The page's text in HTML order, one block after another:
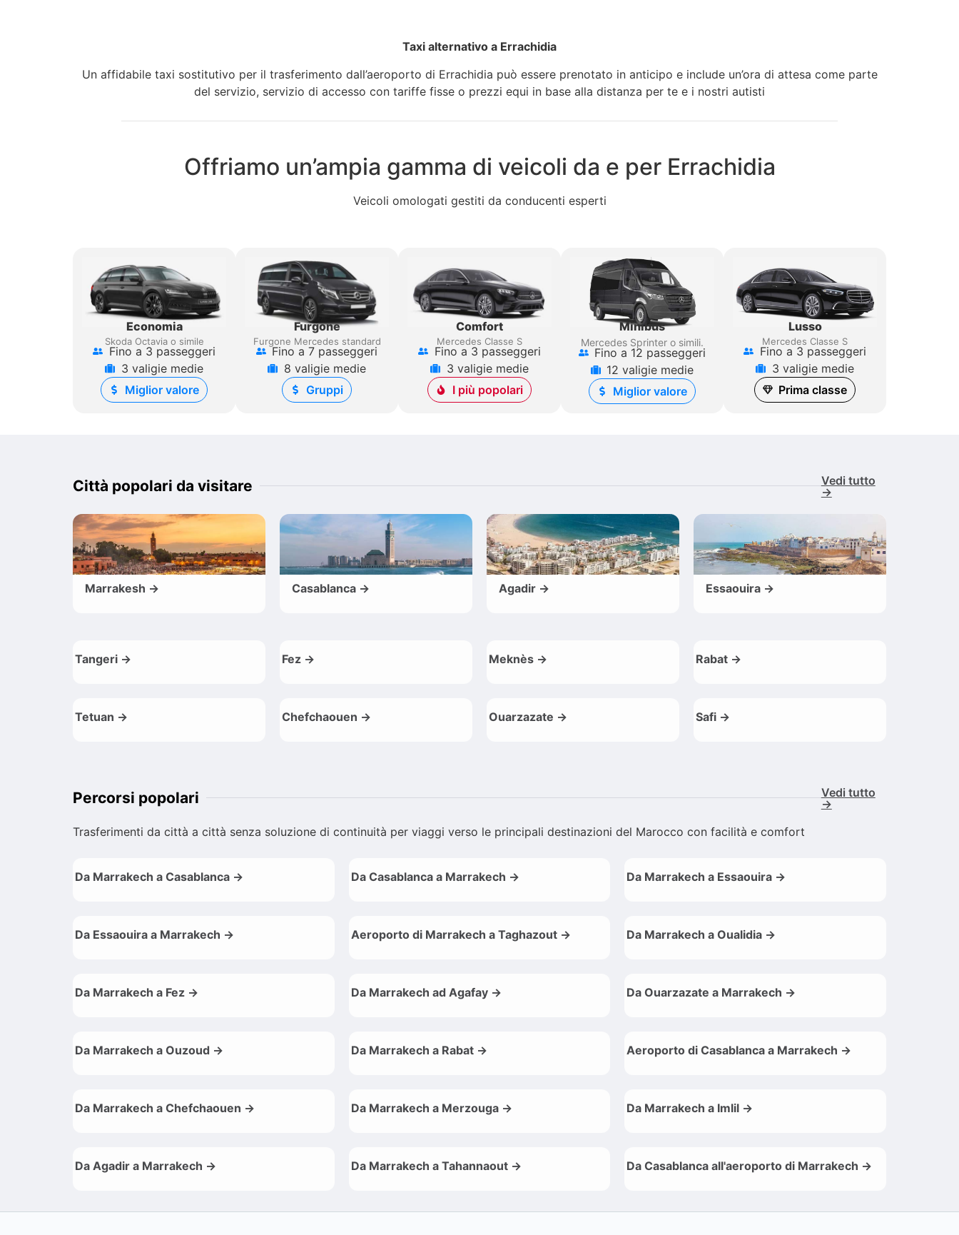
Taxi alternativo a Errachidia
Un affidabile taxi sostitutivo per il trasferimento dall’aeroporto di Errachidia può essere prenotato in anticipo e include un’ora di attesa come parte
del servizio, servizio di accesso con tariffe fisse o prezzi equi in base alla distanza per te e i nostri autisti
Offriamo un’ampia gamma di veicoli da e per Errachidia
Veicoli omologati gestiti da conducenti esperti
Economia
Skoda Octavia o simile
Fino a 3 passeggeri
3 valigie medie
Miglior valore
Furgone
Furgone Mercedes standard
Fino a 7 passeggeri
8 valigie medie
Gruppi
Comfort
Mercedes Classe S
Fino a 3 passeggeri
3 valigie medie
I più popolari
Minibus
Mercedes Sprinter o simili.
Fino a 12 passeggeri
12 valigie medie
Miglior valore
Lusso
Mercedes Classe S
Fino a 3 passeggeri
3 valigie medie
Prima classe
Città popolari da visitare
Vedi tutto
→
Marrakesh → Casablanca → Agadir → Essaouira →
Tangeri → Fez → Meknès → Rabat →
Tetuan → Chefchaouen → Ouarzazate → Safi →
Percorsi popolari
Vedi tutto
→
Trasferimenti da città a città senza soluzione di continuità per viaggi verso le principali destinazioni del Marocco con facilità e comfort
Da Marrakech a Casablanca → Da Casablanca a Marrakech → Da Marrakech a Essaouira →
Da Essaouira a Marrakech → Aeroporto di Marrakech a Taghazout → Da Marrakech a Oualidia →
Da Marrakech a Fez → Da Marrakech ad Agafay → Da Ouarzazate a Marrakech →
Da Marrakech a Ouzoud → Da Marrakech a Rabat → Aeroporto di Casablanca a Marrakech →
Da Marrakech a Chefchaouen → Da Marrakech a Merzouga → Da Marrakech a Imlil →
Da Agadir a Marrakech → Da Marrakech a Tahannaout → Da Casablanca all'aeroporto di Marrakech →